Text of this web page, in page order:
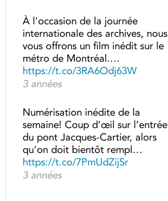
À l'occasion de la journée
internationale des archives, nous
vous offrons un film inédit sur le
métro de Montréal.…
https://t.co/3RA6Odj63W
3 années
Numérisation inédite de la
semaine! Coup d’œil sur l’entrée
du pont Jacques-Cartier, alors
qu'on doit bientôt rempl…
https://t.co/7PmUdZijSr
3 années